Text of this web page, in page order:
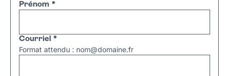
Prénom *
Courriel *
Format attendu : nom@domaine.fr